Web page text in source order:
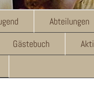
Abteilungen
Gästebuch